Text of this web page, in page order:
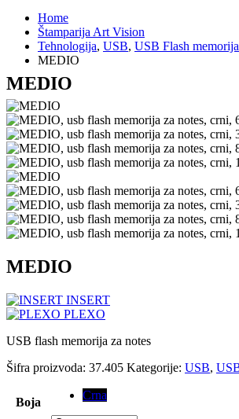
Home
Štamparija Art Vision
Tehnologija, USB, USB Flash memorija
MEDIO
MEDIO
MEDIO
INSERT
PLEXO
USB flash memorija za notes
Šifra proizvoda: 37.405 Kategorije: USB,
Boja
Crna